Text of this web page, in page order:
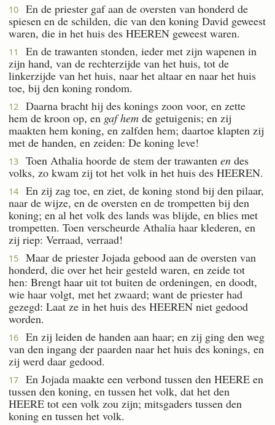
10
En de priester gaf aan de oversten van honderd de
spiesen en de schilden, die van den koning David geweest
waren, die in het huis des HEEREN geweest waren.
11
En de trawanten stonden, ieder met zijn wapenen in
zijn hand, van de rechterzijde van het huis, tot de
linkerzijde van het huis, naar het altaar en naar het huis
toe, bij den koning rondom.
12
Daarna bracht hij des konings zoon voor, en zette
hem de kroon op, en gaf hem de getuigenis; en zij
maakten hem koning, en zalfden hem; daartoe klapten zij
met de handen, en zeiden: De koning leve!
13 Toen Athalia hoorde de stem der trawanten en des
volks, zo kwam zij tot het volk in het huis des HEEREN.
14
En zij zag toe, en ziet, de koning stond bij den pilaar,
naar de wijze, en de oversten en de trompetten bij den
koning; en al het volk des lands was blijde, en blies met
trompetten. Toen verscheurde Athalia haar klederen, en
zij riep: Verraad, verraad!
15
Maar de priester Jojada gebood aan de oversten van
honderd, die over het heir gesteld waren, en zeide tot
hen: Brengt haar uit tot buiten de ordeningen, en doodt,
wie haar volgt, met het zwaard; want de priester had
gezegd: Laat ze in het huis des HEEREN niet gedood
worden.
16
En zij leiden de handen aan haar; en zij ging den weg
van den ingang der paarden naar het huis des konings, en
zij werd daar gedood.
17
En Jojada maakte een verbond tussen den HEERE en
tussen den koning, en tussen het volk, dat het den
HEERE tot een volk zou zijn; mitsgaders tussen den
koning en tussen het volk.